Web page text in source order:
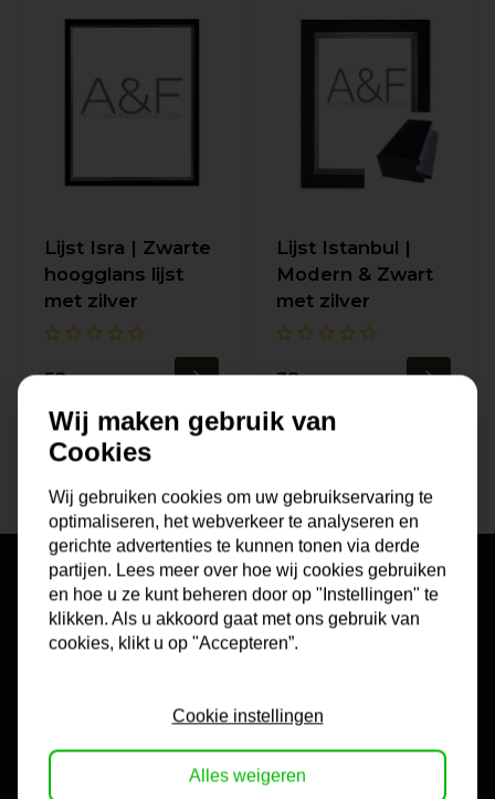
Lijst Isra | Zwarte
hoogglans lijst
met zilver
52,-
Lijst Istanbul |
Modern & Zwart
met zilver
38,-
Wij maken gebruik van
Cookies
Wij gebruiken cookies om uw gebruikservaring te
optimaliseren, het webverkeer te analyseren en
gerichte advertenties te kunnen tonen via derde
partijen. Lees meer over hoe wij cookies gebruiken
en hoe u ze kunt beheren door op "Instellingen" te
klikken. Als u akkoord gaat met ons gebruik van
cookies, klikt u op "Accepteren”.
Cookie instellingen
Alles weigeren